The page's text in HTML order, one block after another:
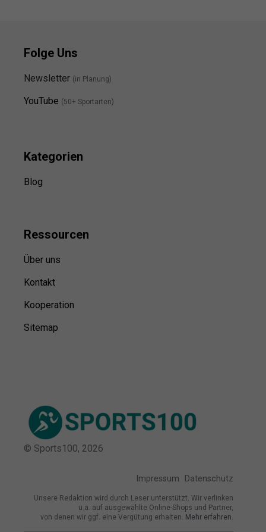
Folge Uns
Newsletter (in Planung)
YouTube (50+ Sportarten)
Kategorien
Blog
Ressourcen
Über uns
Kontakt
Kooperation
Sitemap
© Sports100, 2026
Impressum Datenschutz
Unsere Redaktion wird durch Leser unterstützt. Wir verlinken
u.a. auf ausgewählte Online-Shops und Partner,
von denen wir ggf. eine Vergütung erhalten. Mehr erfahren.